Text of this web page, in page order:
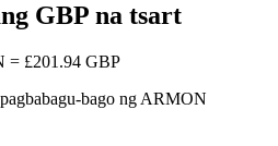
GBP na tsart
= £201.94 GBP
bago ng ARMON